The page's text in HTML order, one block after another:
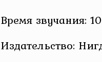
Время звучания:
Издательство: